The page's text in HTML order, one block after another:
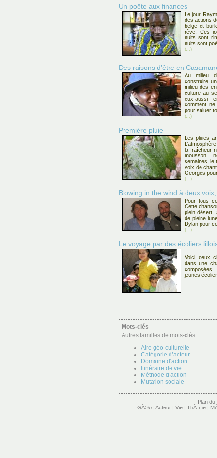
Un poête aux finances
Le jour,
des actions
belge et
rêve. Ces
nuits sont
nuits sont
(...)
Des raisons d’être en
Au milieu
construire
milieu des
culture au
eux-aussi
comment
pour saluer
(...)
Première pluie
Les pluies
la fraîcheur
mousson
semaines, le
voix de
Georges
(...)
Blowing in the wind à deux
Pour tous
Cette
plein désert,
de pleine
Dylan pour
(...)
Le voyage par des écoliers
Voici deux
dans une
jeunes
Mots-clés
Autres familles de mots-clés:
Aire géo-culturelle
Catégorie d’acteur
Domaine d’action
Itinéraire de vie
Méthode d’action
Mutation sociale
Plan du
GÃ©o | Acteur | Vie | ThÃ¨me |